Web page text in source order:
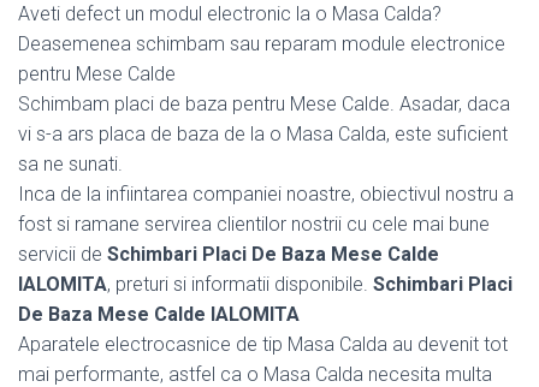
Aveti defect un modul electronic la o Masa Calda?
Deasemenea schimbam sau reparam module electronice
pentru Mese Calde
Schimbam placi de baza pentru Mese Calde. Asadar, daca
vi s-a ars placa de baza de la o Masa Calda, este suficient
sa ne sunati.
Inca de la infiintarea companiei noastre, obiectivul nostru a
fost si ramane servirea clientilor nostrii cu cele mai bune
servicii de Schimbari Placi De Baza Mese Calde
IALOMITA, preturi si informatii disponibile. Schimbari Placi
De Baza Mese Calde IALOMITA
Aparatele electrocasnice de tip Masa Calda au devenit tot
mai performante, astfel ca o Masa Calda necesita multa